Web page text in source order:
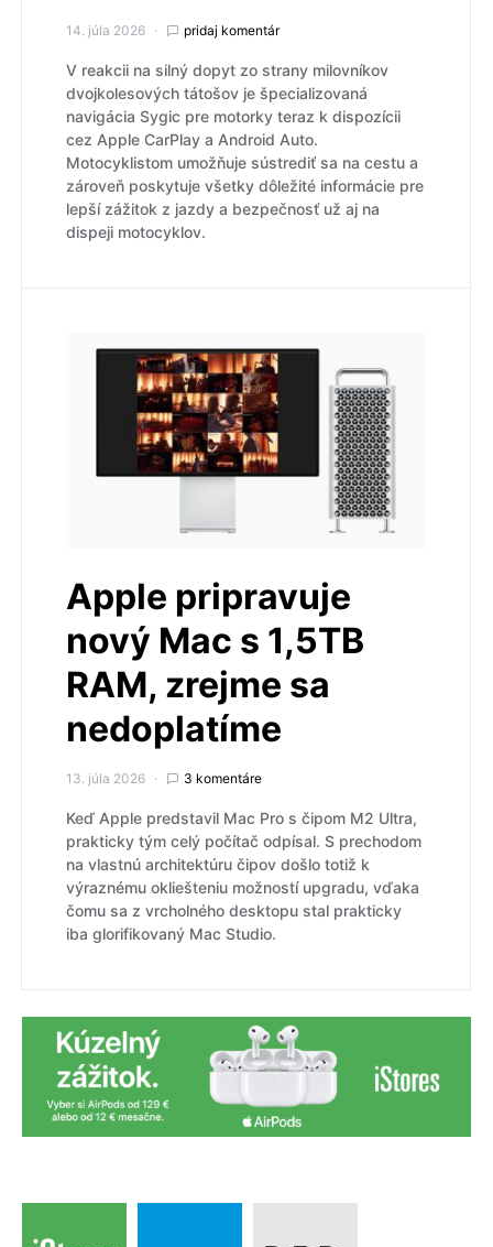
14. júla 2026 pridaj komentár
V reakcii na silný dopyt zo strany milovníkov
dvojkolesových tátošov je špecializovaná
navigácia Sygic pre motorky teraz k dispozícii
cez Apple CarPlay a Android Auto.
Motocyklistom umožňuje sústrediť sa na cestu a
zároveň poskytuje všetky dôležité informácie pre
lepší zážitok z jazdy a bezpečnosť už aj na
dispeji motocyklov.
Apple pripravuje
nový Mac s 1,5TB
RAM, zrejme sa
nedoplatíme
13. júla 2026 3 komentáre
Keď Apple predstavil Mac Pro s čipom M2 Ultra,
prakticky tým celý počítač odpísal. S prechodom
na vlastnú architektúru čipov došlo totiž k
výraznému okliešteniu možností upgradu, vďaka
čomu sa z vrcholného desktopu stal prakticky
iba glorifikovaný Mac Studio.